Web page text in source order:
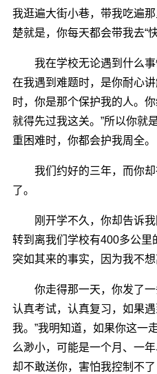
我逛遍大街小巷，带我吃遍
楚就是，你每天都会带我去“
我在学校无论遇到什么事
在我遇到难题时，是你耐心
时，你是那个保护我的人。你
就得先过我这关。”所以你就
重困难时，你都会护我周全。
我们约好的三年，而你却
了。
刚开学不久，你却告诉我
转到离我们学校有400多公
突如其来的事实，因为我不想
你走得那一天，你发了一
认真考试，认真复习，如果
我。”我明知道，如果你这一
么渺小，可能是一个月、一
却不敢送你，害怕我控制不